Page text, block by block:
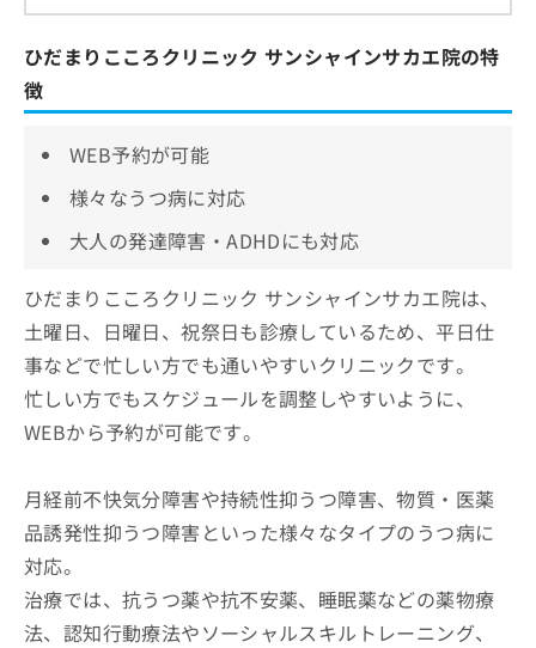
ひだまりこころクリニック サンシャインサカエ院の特
徴
WEB予約が可能
様々なうつ病に対応
大人の発達障害・ADHDにも対応
ひだまりこころクリニック サンシャインサカエ院は、
土曜日、日曜日、祝祭日も診療しているため、平日仕
事などで忙しい方でも通いやすいクリニックです。
忙しい方でもスケジュールを調整しやすいように、
WEBから予約が可能です。
月経前不快気分障害や持続性抑うつ障害、物質・医薬
品誘発性抑うつ障害といった様々なタイプのうつ病に
対応。
治療では、抗うつ薬や抗不安薬、睡眠薬などの薬物療
法、認知行動療法やソーシャルスキルトレーニング、